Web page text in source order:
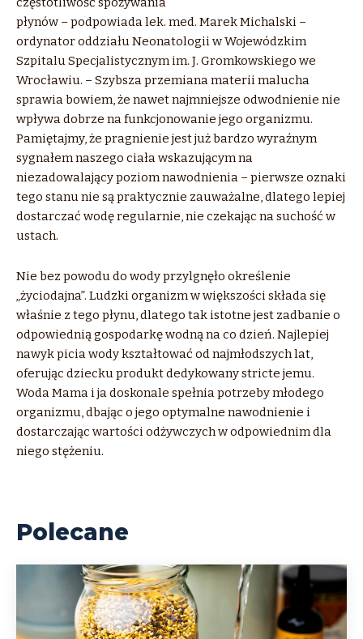
płynów – podpowiada lek. med. Marek Michalski –
ordynator oddziału Neonatologii w Wojewódzkim
Szpitalu Specjalistycznym im. J. Gromkowskiego we
Wrocławiu. – Szybsza przemiana materii malucha
sprawia bowiem, że nawet najmniejsze odwodnienie nie
wpływa dobrze na funkcjonowanie jego organizmu.
Pamiętajmy, że pragnienie jest już bardzo wyraźnym
sygnałem naszego ciała wskazującym na
niezadowalający poziom nawodnienia – pierwsze oznaki
tego stanu nie są praktycznie zauważalne, dlatego lepiej
dostarczać wodę regularnie, nie czekając na suchość w
ustach.
Nie bez powodu do wody przylgnęło określenie
„życiodajna”. Ludzki organizm w większości składa się
właśnie z tego płynu, dlatego tak istotne jest zadbanie o
odpowiednią gospodarkę wodną na co dzień. Najlepiej
nawyk picia wody kształtować od najmłodszych lat,
oferując dziecku produkt dedykowany stricte jemu.
Woda Mama i ja doskonale spełnia potrzeby młodego
organizmu, dbając o jego optymalne nawodnienie i
dostarczając wartości odżywczych w odpowiednim dla
niego stężeniu.
Polecane